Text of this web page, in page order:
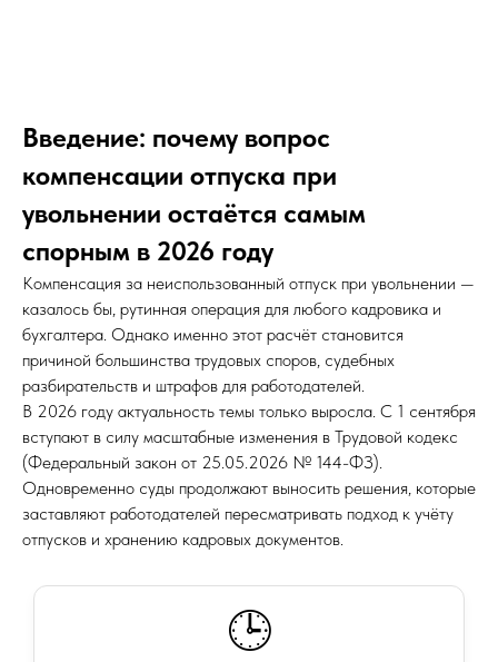
Введение: почему вопрос
компенсации отпуска при
увольнении остаётся самым
спорным в 2026 году
Компенсация за неиспользованный отпуск при увольнении —
казалось бы, рутинная операция для любого кадровика и
бухгалтера. Однако именно этот расчёт становится
причиной большинства трудовых споров, судебных
разбирательств и штрафов для работодателей.
В 2026 году актуальность темы только выросла. С 1 сентября
вступают в силу масштабные изменения в Трудовой кодекс
(Федеральный закон от 25.05.2026 № 144-ФЗ).
Одновременно суды продолжают выносить решения, которые
заставляют работодателей пересматривать подход к учёту
отпусков и хранению кадровых документов.
🕒